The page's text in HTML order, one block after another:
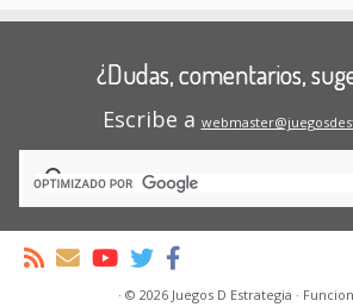
¿Dudas, comentarios,
Escribe a
· © 2026 Juegos D Estrategia ·